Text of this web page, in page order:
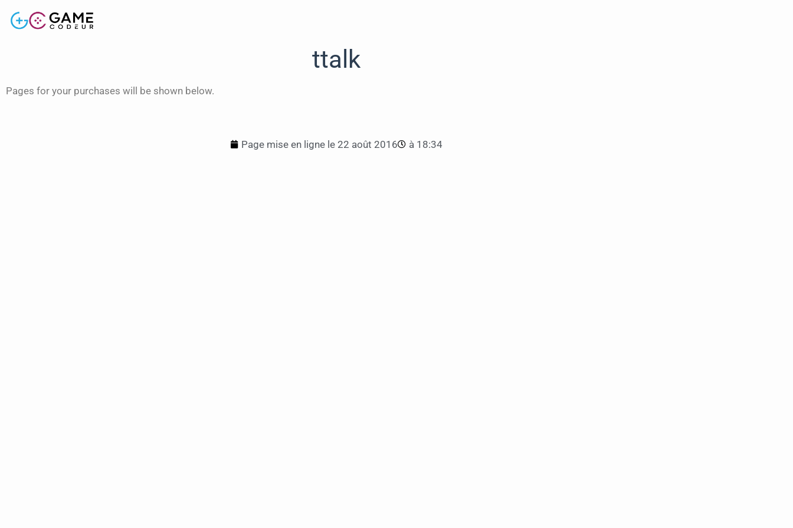
ttalk
Pages for your purchases will be shown below.
Page mise en ligne le 22 août 2016 à 18:34